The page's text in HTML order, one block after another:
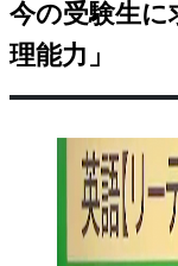
今の受験生に
理能力」